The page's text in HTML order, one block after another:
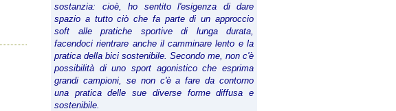
sostanzia: cioè, ho sentito l'esigenza di dare
spazio a tutto ciò che fa parte di un approccio
soft alle pratiche sportive di lunga durata,
facendoci rientrare anche il camminare lento e la
pratica della bici sostenibile. Secondo me, non c'è
possibilità di uno sport agonistico che esprima
grandi campioni, se non c'è a fare da contorno
una pratica delle sue diverse forme diffusa e
sostenibile.